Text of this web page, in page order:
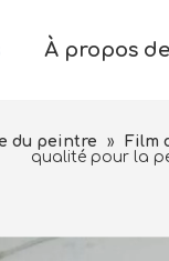
À propos
du peintre » Film
qualité pour la